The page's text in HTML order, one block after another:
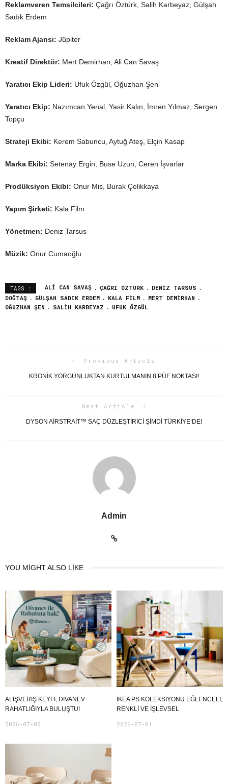
Reklamveren Temsilcileri: Çağrı Öztürk, Salih Karbeyaz, Gülşah
Sadık Erdem
Reklam Ajansı: Jüpiter
Kreatif Direktör: Mert Demirhan, Ali Can Savaş
Yaratıcı Ekip Lideri: Ufuk Özgül, Oğuzhan Şen
Yaratıcı Ekip: Nazımcan Yenal, Yasir Kalın, İmren Yılmaz, Sergen
Topçu
Strateji Ekibi: Kerem Sabuncu, Aytuğ Ateş, Elçin Kasap
Marka Ekibi: Setenay Ergin, Buse Uzun, Ceren İşvarlar
Prodüksiyon Ekibi: Onur Mis, Burak Çelikkaya
Yapım Şirketi: Kala Film
Yönetmen: Deniz Tarsus
Müzik: Onur Cumaoğlu
TAGS : ALI CAN SAVAŞ ÇAĞRI ÖZTÜRK
DENIZ TARSUS
DOĞTAŞ
GÜLŞAH SADIK ERDEM KALA FILM
MERT DEMIRHAN
OĞUZHAN ŞEN
SALIH KARBEYAZ UFUK ÖZGÜL
Previous Article
KRONİK YORGUNLUKTAN KURTULMANIN 8 PÜF NOKTASI!
Next Article
DYSON AIRSTRAIT™ SAÇ DÜZLEŞTIRICI ŞIMDI TÜRKIYE’DE!
Admin
YOU MIGHT ALSO LIKE
ALIŞVERIŞ KEYFI, DIVANEV
RAHATLIĞIYLA BULUŞTU!
2026-07-02
IKEA PS KOLEKSIYONU EĞLENCELI,
RENKLI VE İŞLEVSEL
2026-07-01